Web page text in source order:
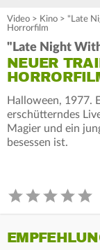
Video > Kino > "Late
Horrorfilm
"Late Night
NEUER
Halloween, 1977.
erschütterndes
Magier und ein
besessen ist.